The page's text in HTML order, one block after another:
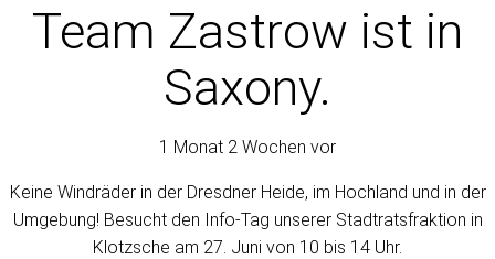
Team Zastrow ist in
Saxony.
1 Monat 2 Wochen vor
Keine Windräder in der Dresdner Heide, im Hochland und in der
Umgebung! Besucht den Info-Tag unserer Stadtratsfraktion in
Klotzsche am 27. Juni von 10 bis 14 Uhr.